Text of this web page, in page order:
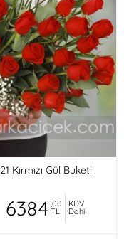
21 Kırmızı Gül Buketi
6384 ,00
TL
KDV
Dahil